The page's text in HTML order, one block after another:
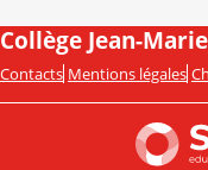
Collège Jean-
Contacts Mentions légales